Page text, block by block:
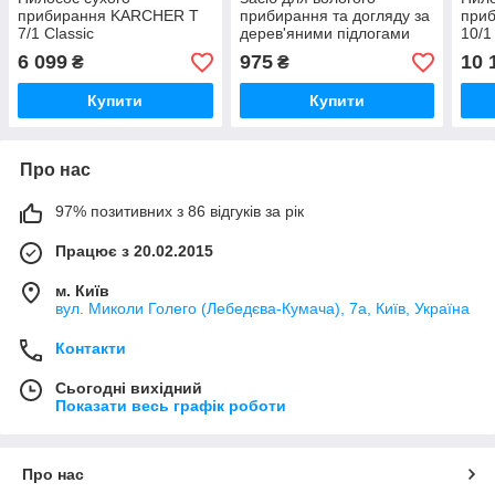
прибирання KARCHER T
7/1 Classic
6 099 ₴
Купити
прибирання та догляду за
дерев'яними підлогами
Kiehl-Parkettin-Konzentrat,
1 л, Kiehl
975₴
Купити
10/1
10
Про нас
97% позитивних з 86 відгуків за рік
Працює з 20.02.2015
м. Київ
вул. Миколи Голего (Лебедєва-Кумача), 7а, Київ, Україна
Контакти
Сьогодні вихідний
Показати весь графік роботи
Про нас